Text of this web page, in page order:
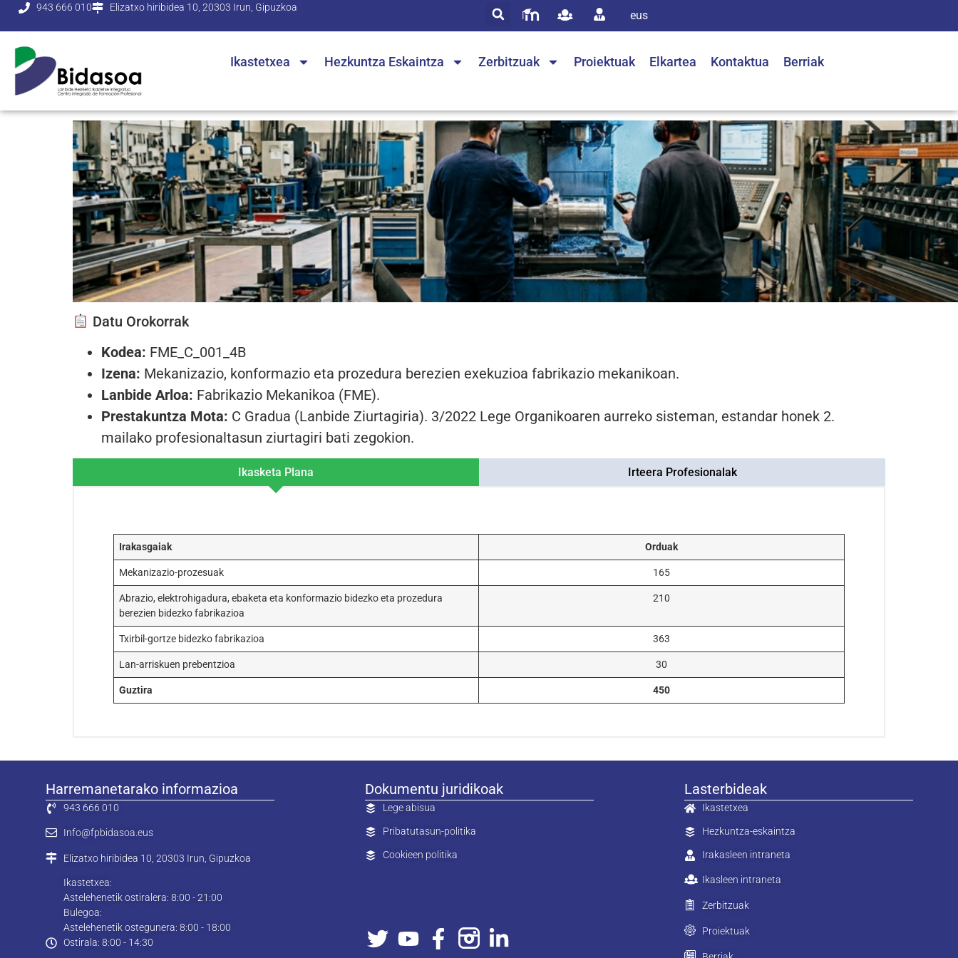
943 666 010 Elizatxo hiribidea 10, 20303 Irun, Gipuzkoa
eus
Ikastetxea Hezkuntza Eskaintza Zerbitzuak Proiektuak Elkartea Kontaktua Berriak
Datu Orokorrak
Kodea: FME_C_001_4B
Izena: Mekanizazio, konformazio eta prozedura berezien exekuzioa fabrikazio mekanikoan.
Lanbide Arloa: Fabrikazio Mekanikoa (FME).
Prestakuntza Mota: C Gradua (Lanbide Ziurtagiria). 3/2022 Lege Organikoaren aurreko sisteman, estandar honek 2.
mailako profesionaltasun ziurtagiri bati zegokion.
Ikasketa Plana Irteera Profesionalak
Irakasgaiak Orduak
Mekanizazio-prozesuak 165
Abrazio, elektrohigadura, ebaketa eta konformazio bidezko eta prozedura
berezien bidezko fabrikazioa
210
Txirbil-gortze bidezko fabrikazioa 363
Lan-arriskuen prebentzioa 30
Guztira 450
Harremanetarako informazioa
943 666 010
Info@fpbidasoa.eus
Elizatxo hiribidea 10, 20303 Irun, Gipuzkoa
Ikastetxea:
Astelehenetik ostiralera: 8:00 - 21:00
Bulegoa:
Astelehenetik ostegunera: 8:00 - 18:00
Ostirala: 8:00 - 14:30
Dokumentu juridikoak
Lege abisua
Pribatutasun-politika
Cookieen politika
Lasterbideak
Ikastetxea
Hezkuntza-eskaintza
Irakasleen intraneta
Ikasleen intraneta
Zerbitzuak
Proiektuak